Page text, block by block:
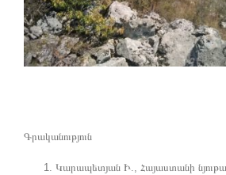
Գրականություն
Կարապետյան Ի., Հայաստանի